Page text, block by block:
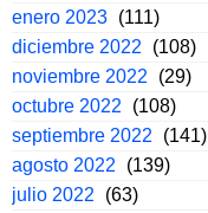
enero 2023 (111)
diciembre 2022
(108)
noviembre 2022
(29)
octubre 2022
(108)
septiembre 2022
(141)
agosto 2022
(139)
julio 2022
(63)